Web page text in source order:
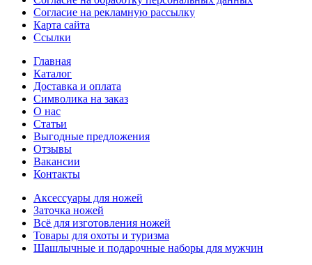
Согласие на рекламную рассылку
Карта сайта
Ссылки
Главная
Каталог
Доставка и оплата
Символика на заказ
О нас
Статьи
Выгодные предложения
Отзывы
Вакансии
Контакты
Аксессуары для ножей
Заточка ножей
Всё для изготовления ножей
Товары для охоты и туризма
Шашлычные и подарочные наборы для мужчин